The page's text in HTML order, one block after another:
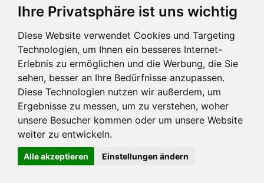
Ihre Privatsphäre ist uns wichtig
Diese Website verwendet Cookies und Targeting
Technologien, um Ihnen ein besseres Internet-
Erlebnis zu ermöglichen und die Werbung, die Sie
sehen, besser an Ihre Bedürfnisse anzupassen.
Diese Technologien nutzen wir außerdem, um
Ergebnisse zu messen, um zu verstehen, woher
unsere Besucher kommen oder um unsere Website
weiter zu entwickeln.
Alle akzeptieren Einstellungen ändern
Impressum und mehr